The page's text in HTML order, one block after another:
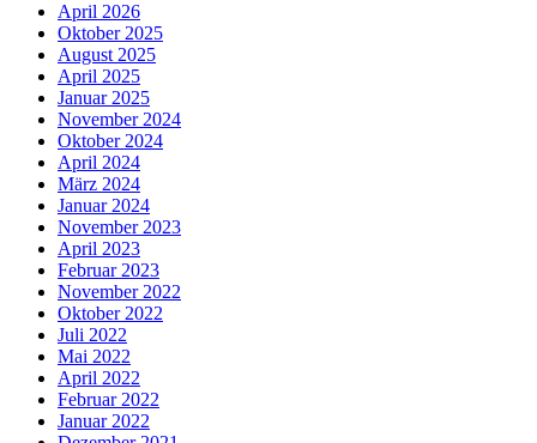
April 2026
Oktober 2025
August 2025
April 2025
Januar 2025
November 2024
Oktober 2024
April 2024
März 2024
Januar 2024
November 2023
April 2023
Februar 2023
November 2022
Oktober 2022
Juli 2022
Mai 2022
April 2022
Februar 2022
Januar 2022